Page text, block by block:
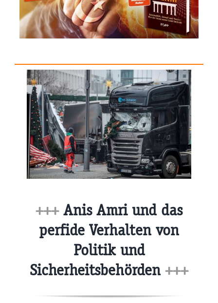
+++Anis Amri und das
perfide Verhalten von
Politik und
Sicherheitsbehörden +++